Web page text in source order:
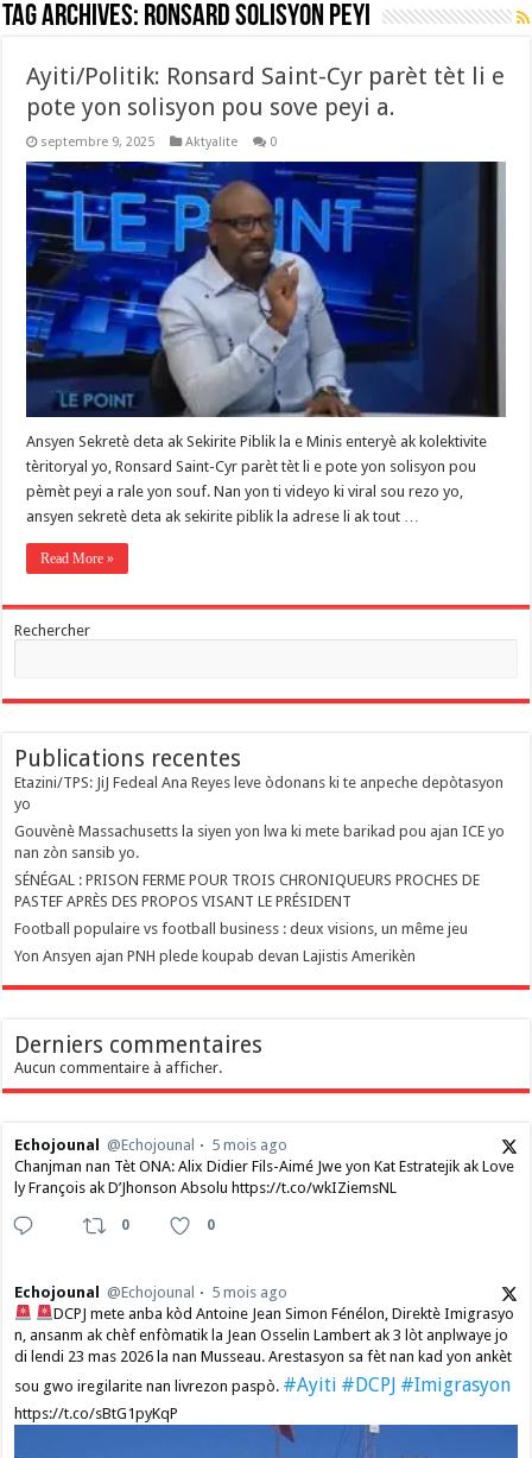
Tag Archives: Ronsard solisyon peyi
Ayiti/Politik: Ronsard Saint-Cyr parèt tèt li e
pote yon solisyon pou sove peyi a.
septembre 9, 2025 Aktyalite 0
Ansyen Sekretè deta ak Sekirite Piblik la e Minis enteryè ak kolektivite
tèritoryal yo, Ronsard Saint-Cyr parèt tèt li e pote yon solisyon pou
pèmèt peyi a rale yon souf. Nan yon ti videyo ki viral sou rezo yo,
ansyen sekretè deta ak sekirite piblik la adrese li ak tout …
Read More »
Rechercher
Publications recentes
Etazini/TPS: JiJ Fedeal Ana Reyes leve òdonans ki te anpeche depòtasyon
yo
Gouvènè Massachusetts la siyen yon lwa ki mete barikad pou ajan ICE yo
nan zòn sansib yo.
SÉNÉGAL : PRISON FERME POUR TROIS CHRONIQUEURS PROCHES DE
PASTEF APRÈS DES PROPOS VISANT LE PRÉSIDENT
Football populaire vs football business : deux visions, un même jeu
Yon Ansyen ajan PNH plede koupab devan Lajistis Amerikèn
Derniers commentaires
Aucun commentaire à afficher.
Echojounal @Echojounal
5 mois ago
Chanjman nan Tèt ONA: Alix Didier Fils-Aimé Jwe yon Kat Estratejik ak Love
ly François ak D’Jhonson Absolu https://t.co/wkIZiemsNL
0 0
Echojounal @Echojounal
5 mois ago
DCPJ mete anba kòd Antoine Jean Simon Fénélon, Direktè Imigrasyo
n, ansanm ak chèf enfòmatik la Jean Osselin Lambert ak 3 lòt anplwaye jo
di lendi 23 mas 2026 la nan Musseau. Arestasyon sa fèt nan kad yon ankèt
sou gwo iregilarite nan livrezon paspò. #Ayiti #DCPJ #Imigrasyon
https://t.co/sBtG1pyKqP